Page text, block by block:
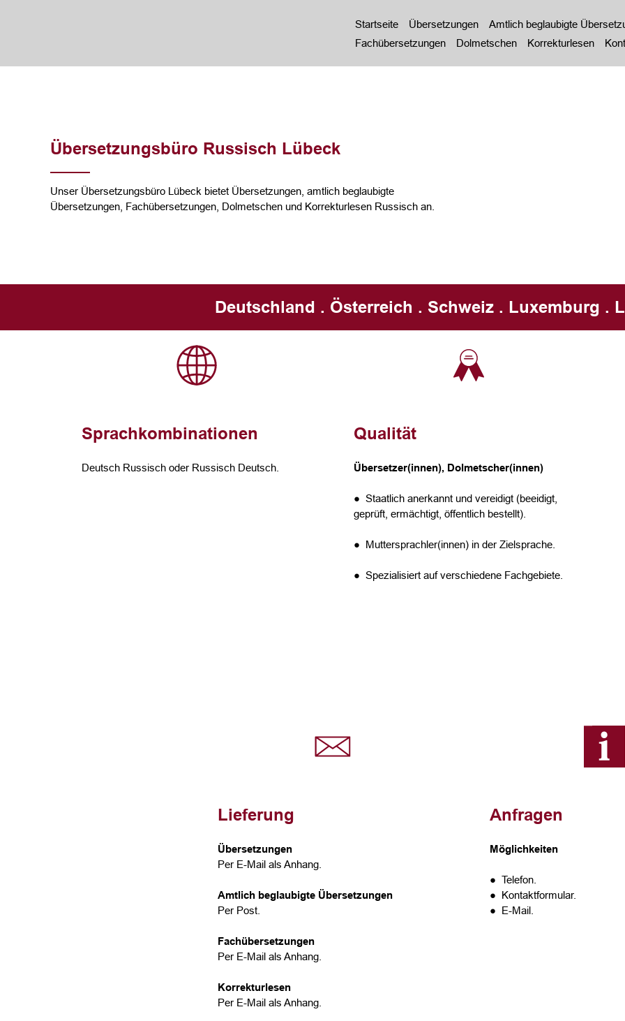
Startseite Übersetzungen
Amtlich beglaubigte
Fachübersetzungen
Dolmetschen Korrekturlesen
Übersetzungsbüro Russisch Lübeck
Unser Übersetzungsbüro Lübeck bietet Übersetzungen, amtlich beglaubigte
Übersetzungen, Fachübersetzungen, Dolmetschen und Korrekturlesen Russisch an.
Deutschland . Österreich . Schweiz . Luxemburg .
Sprachkombinationen
Deutsch Russisch oder Russisch Deutsch.
Qualität
Übersetzer(innen), Dolmetscher(innen)
● Staatlich anerkannt und vereidigt (beeidigt,
geprüft, ermächtigt, öffentlich bestellt).
● Muttersprachler(innen) in der Zielsprache.
● Spezialisiert auf verschiedene Fachgebiete.
Lieferung
Übersetzungen
Per E-Mail als Anhang.
Amtlich beglaubigte Übersetzungen
Per Post.
Fachübersetzungen
Per E-Mail als Anhang.
Korrekturlesen
Per E-Mail als Anhang.
Anfragen
Möglichkeiten
● Telefon.
● Kontaktformular.
● E-Mail.